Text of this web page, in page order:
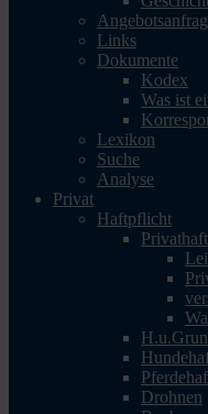
Links
Dokumente
Kodex
Was ist
Lexikon
Suche
Analyse
Privat
Haftpflicht
Drohnen